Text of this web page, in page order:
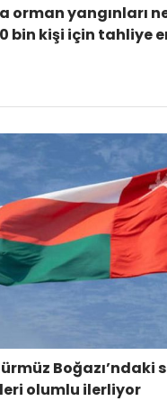
orman yangınları
bin kişi için tahliye
Boğazı’ndaki
olumlu ilerliyor